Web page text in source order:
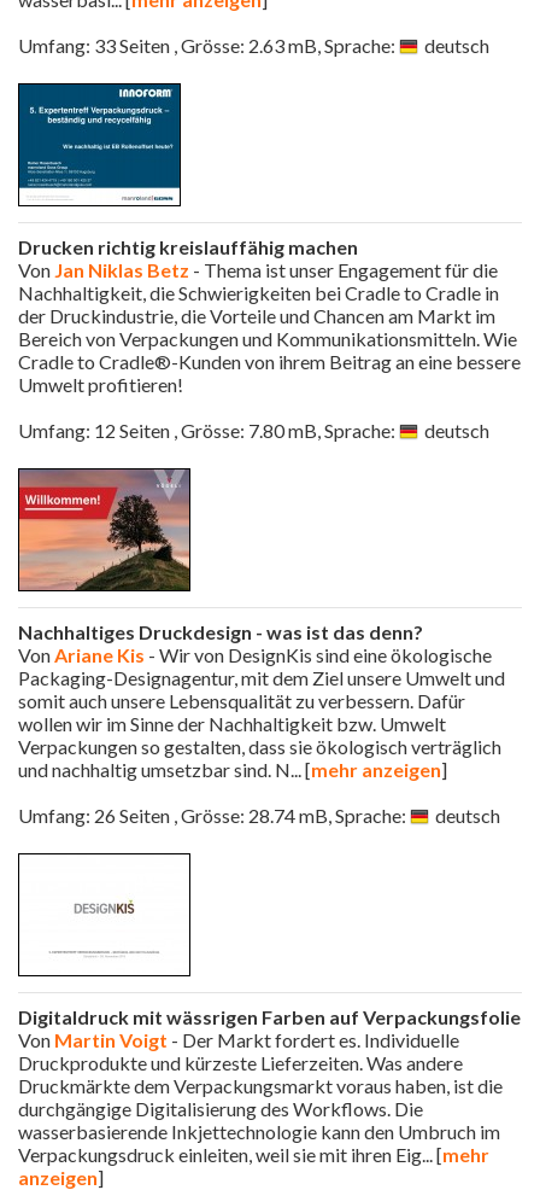
Umfang: 33 Seiten , Grösse: 2.63 mB, Sprache:
deutsch
Drucken richtig kreislauffähig machen
Von Jan Niklas Betz - Thema ist unser Engagement für die
Nachhaltigkeit, die Schwierigkeiten bei Cradle to Cradle in
der Druckindustrie, die Vorteile und Chancen am Markt im
Bereich von Verpackungen und Kommunikationsmitteln. Wie
Cradle to Cradle®-Kunden von ihrem Beitrag an eine bessere
Umwelt profitieren!
Umfang: 12 Seiten , Grösse: 7.80 mB, Sprache:
deutsch
Nachhaltiges Druckdesign - was ist das denn?
VonAriane Kis - Wir von DesignKis sind eine ökologische
Packaging-Designagentur, mit dem Ziel unsere Umwelt und
somit auch unsere Lebensqualität zu verbessern. Dafür
wollen wir im Sinne der Nachhaltigkeit bzw. Umwelt
Verpackungen so gestalten, dass sie ökologisch verträglich
und nachhaltig umsetzbar sind. N... [mehr anzeigen]
Umfang: 26 Seiten , Grösse: 28.74 mB, Sprache:
deutsch
Digitaldruck mit wässrigen Farben auf Verpackungsfolie
Von Martin Voigt - Der Markt fordert es. Individuelle
Druckprodukte und kürzeste Lieferzeiten. Was andere
Druckmärkte dem Verpackungsmarkt voraus haben, ist die
durchgängige Digitalisierung des Workflows. Die
wasserbasierende Inkjettechnologie kann den Umbruch im
Verpackungsdruck einleiten, weil sie mit ihren Eig... [mehr
anzeigen]